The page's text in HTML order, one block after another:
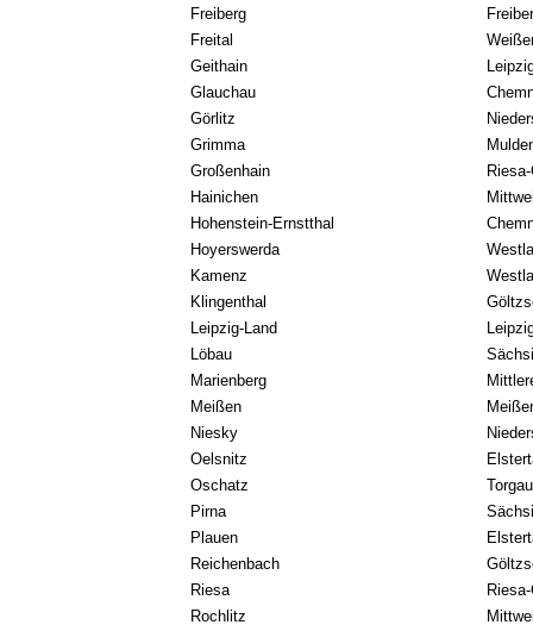
Freiberg
Freital
Geithain
Glauchau
Görlitz
Grimma
Großenhain
Hainichen
Hohenstein-Ernstthal
Hoyerswerda
Kamenz
Klingenthal
Leipzig-Land
Löbau
Marienberg
Meißen
Niesky
Oelsnitz
Oschatz
Pirna
Plauen
Reichenbach
Riesa
Rochlitz